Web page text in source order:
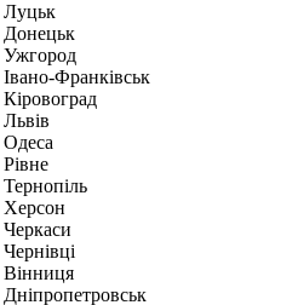
Луцьк
Донецьк
Ужгород
Івано-Франківськ
Кіровоград
Львів
Одеса
Рівне
Тернопіль
Херсон
Черкаси
Чернівці
Вінниця
Дніпропетровськ